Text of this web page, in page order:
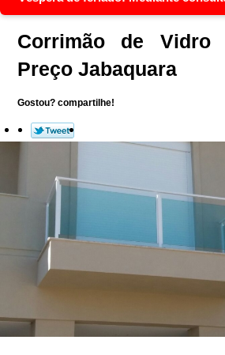
Corrimão de Vidro
Preço Jabaquara
Gostou? compartilhe!